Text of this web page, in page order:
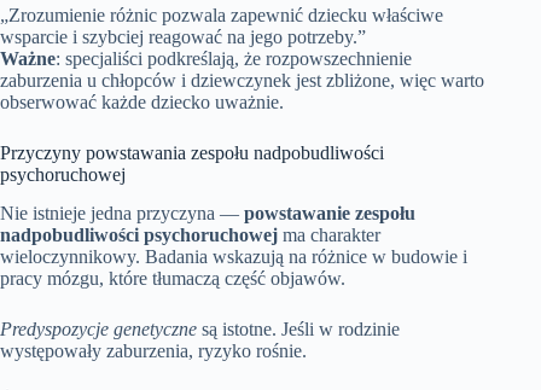
„Zrozumienie różnic pozwala zapewnić dziecku właściwe
wsparcie i szybciej reagować na jego potrzeby.”
Ważne: specjaliści podkreślają, że rozpowszechnienie
zaburzenia u chłopców i dziewczynek jest zbliżone, więc warto
obserwować każde dziecko uważnie.
Przyczyny powstawania zespołu nadpobudliwości
psychoruchowej
Nie istnieje jedna przyczyna — powstawanie zespołu
nadpobudliwości psychoruchowej ma charakter
wieloczynnikowy. Badania wskazują na różnice w budowie i
pracy mózgu, które tłumaczą część objawów.
Predyspozycje genetyczne są istotne. Jeśli w rodzinie
występowały zaburzenia, ryzyko rośnie.